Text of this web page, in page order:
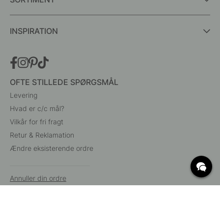
INSPIRATION
OFTE STILLEDE SPØRGSMÅL
Levering
Hvad er c/c mål?
Vilkår for fri fragt
Retur & Reklamation
Ændre eksisterende ordre
Annuller din ordre